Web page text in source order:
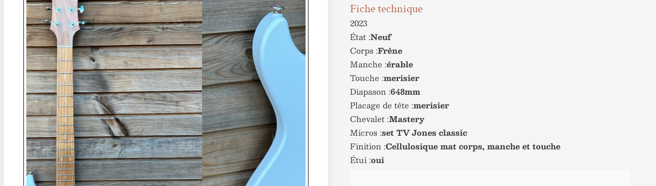
Fiche technique
2023
État :Neuf
Corps :Frêne
Manche :érable
Touche :merisier
Diapason :648mm
Placage de tête :merisier
Chevalet :Mastery
Micros :set TV Jones classic
Finition :Cellulosique mat corps, manche et touche
Étui :oui